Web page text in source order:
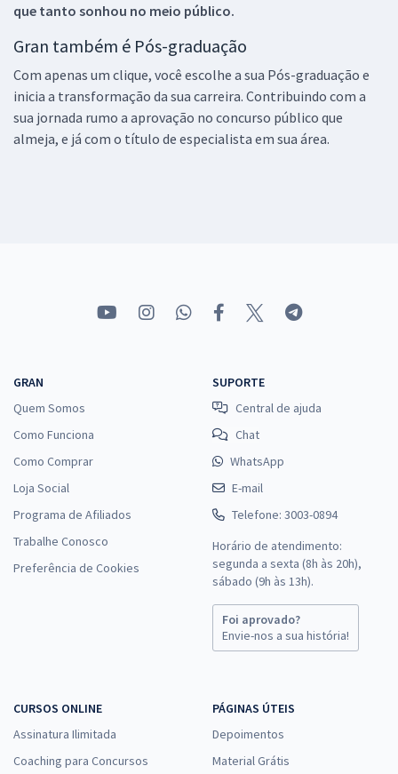
que tanto sonhou no meio público.
Gran também é Pós-graduação
Com apenas um clique, você escolhe a sua Pós-graduação e
inicia a transformação da sua carreira. Contribuindo com a
sua jornada rumo a aprovação no concurso público que
almeja, e já com o título de especialista em sua área.
GRAN
Quem Somos
Como Funciona
Como Comprar
Loja Social
Programa de Afiliados
Trabalhe Conosco
Preferência de Cookies
SUPORTE
Central de ajuda
Chat
WhatsApp
E-mail
Telefone: 3003-0894
Horário de atendimento:
segunda a sexta (8h às 20h),
sábado (9h às 13h).
Foi aprovado?
Envie-nos a sua história!
CURSOS ONLINE
Assinatura Ilimitada
Coaching para Concursos
PÁGINAS ÚTEIS
Depoimentos
Material Grátis